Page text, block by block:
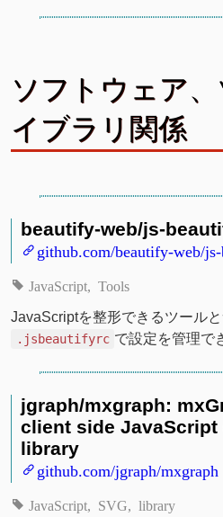
ソフトウェア
イブラリ関係
beautify-web/js-
github.com/beautify-web/
JavaScript Tools
JavaScriptを整形できるツールと
.jsbeautifyrc で設定を管理で
jgraph/mxgraph:
client side JavaScript
library
github.com/jgraph/mxgraph
JavaScript SVG library